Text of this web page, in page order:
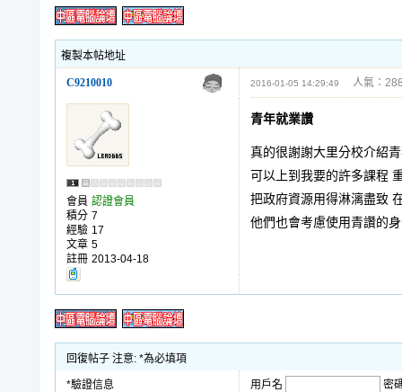
複製本帖地址
C9210010 2016-01-05 14:29:49 人氣：
會員 認證會員
積分 7
經驗 17
文章 5
註冊 2013-04-18
青年就業讚
真的很謝謝大里分校介紹
可以上到我要的許多課程
把政府資源用得淋漓盡致
他們也會考慮使用青讚的
回復帖子 注意: *為必填項
*驗證信息 用戶名
密